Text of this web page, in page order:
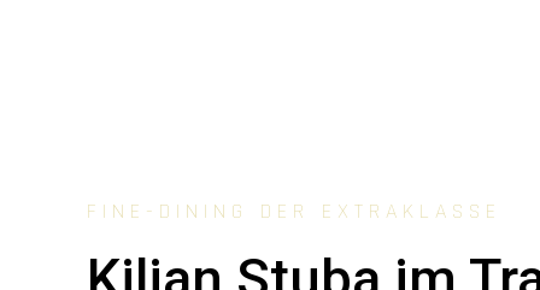
FINE-DINING DER EXTRAKLASSE